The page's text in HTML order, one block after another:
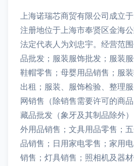
上海诺瑞芯商贸有限公司成立
注册地位于上海市奉贤区金海
法定代表人为刘忠宇。经营范
品批发；服装服饰批发；服装
鞋帽零售；母婴用品销售；服
出租；服装、服饰检验、整理
网销售（除销售需要许可的商
藏品批发（象牙及其制品除外
外用品销售；文具用品零售；
品销售；日用家电零售；家用
销售；灯具销售；照相机及器